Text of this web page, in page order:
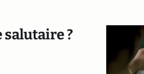
salutaire ?